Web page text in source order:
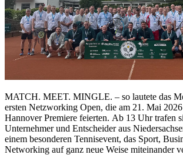
MATCH. MEET. MINGLE. – so lautete das
ersten Netzworking Open, die am 21. Mai
Hannover Premiere feierten. Ab 13 Uhr trafen
Unternehmer und Entscheider aus
einem besonderen Tennisevent, das Sport,
Networking auf ganz neue Weise miteinander